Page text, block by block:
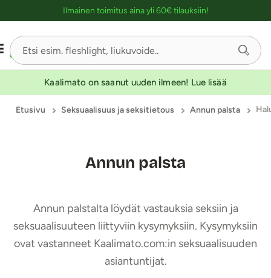
Ilmainen toimitus aina yli 60€ tilauksiin!
Kaalimato on saanut uuden ilmeen! Lue lisää
Etusivu Seksuaalisuus ja seksitietous Annun palsta
Annun palsta
Annun palstalta löydät vastauksia seksiin ja
seksuaalisuuteen liittyviin kysymyksiin. Kysymyksiin
ovat vastanneet Kaalimato.com:in seksuaalisuuden
asiantuntijat.